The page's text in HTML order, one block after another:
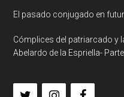
El pasado conjugado en
Cómplices del patriarcado y
Abelardo de la Espriella- Parte